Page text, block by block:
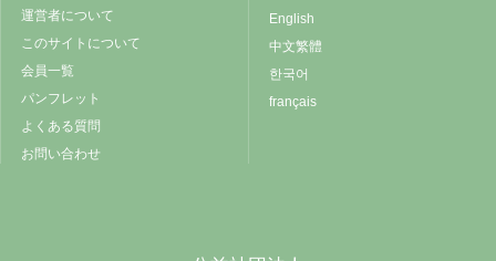
運営者について
このサイトについて
会員一覧
パンフレット
よくある質問
お問い合わせ
English
中文繁體
한국어
français